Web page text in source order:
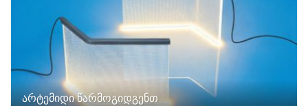
არტემიდი წარმოგიდგენთ